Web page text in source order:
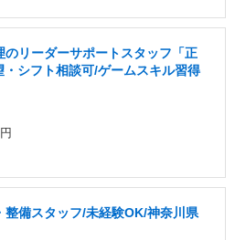
リーダーサポートスタッフ「正
シフト相談可/ゲームスキル習得
整備スタッフ/未経験OK/神奈川県